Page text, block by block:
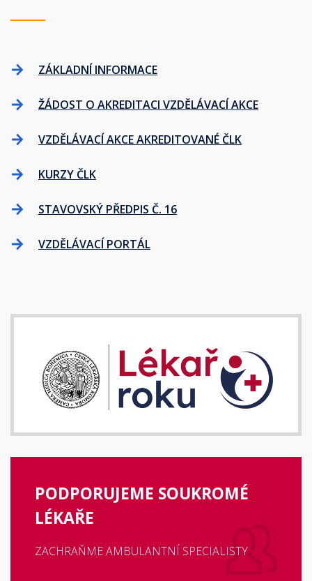
ZÁKLADNÍ INFORMACE
ŽÁDOST O AKREDITACI VZDĚLÁVACÍ AKCE
VZDĚLÁVACÍ AKCE AKREDITOVANÉ ČLK
KURZY ČLK
STAVOVSKÝ PŘEDPIS Č. 16
VZDĚLÁVACÍ PORTÁL
PODPORUJEME SOUKROMÉ
LÉKAŘE
ZACHRAŇME AMBULANTNÍ SPECIALISTY